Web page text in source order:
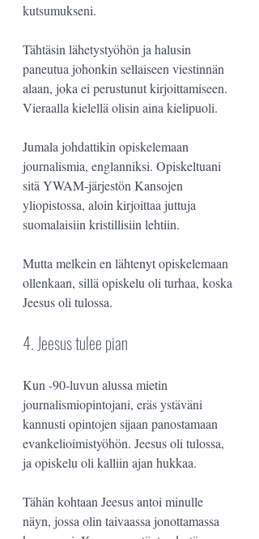
kutsumukseni.
Tähtäsin lähetystyöhön ja halusin
paneutua johonkin sellaiseen viestinnän
alaan, joka ei perustunut kirjoittamiseen.
Vieraalla kielellä olisin aina kielipuoli.
Jumala johdattikin opiskelemaan
journalismia, englanniksi. Opiskeltuani
sitä YWAM-järjestön Kansojen
yliopistossa, aloin kirjoittaa juttuja
suomalaisiin kristillisiin lehtiin.
Mutta melkein en lähtenyt opiskelemaan
ollenkaan, sillä opiskelu oli turhaa, koska
Jeesus oli tulossa.
4. Jeesus tulee pian
Kun -90-luvun alussa mietin
journalismiopintojani, eräs ystäväni
kannusti opintojen sijaan panostamaan
evankelioimistyöhön. Jeesus oli tulossa,
ja opiskelu oli kalliin ajan hukkaa.
Tähän kohtaan Jeesus antoi minulle
näyn, jossa olin taivaassa jonottamassa